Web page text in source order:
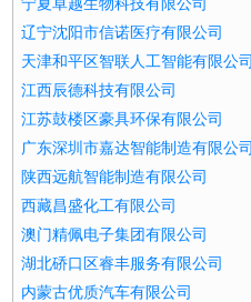
宁夏卓越生物科技有限公司
辽宁沈阳市信诺医疗有限公司
天津和平区智联人工智能有限公司
江西辰德科技有限公司
江苏鼓楼区豪具环保有限公司
广东深圳市嘉达智能制造有限公司
陕西远航智能制造有限公司
西藏昌盛化工有限公司
澳门精佩电子集团有限公司
湖北硚口区睿丰服务有限公司
内蒙古优质汽车有限公司